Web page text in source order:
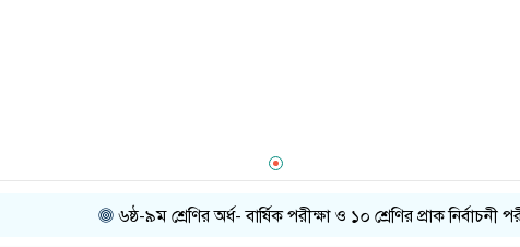
৬ষ্ঠ-৯ম শ্রেণির অর্ধ- বার্ষিক পরীক্ষা ও ১০ শ্রেণির প্রাক নির্বাচনী